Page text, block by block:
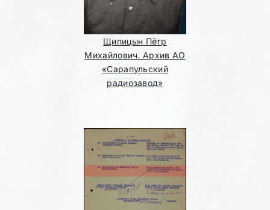
Щипицын Пётр
Михайлович. Архив АО
«Сарапульский
радиозавод»